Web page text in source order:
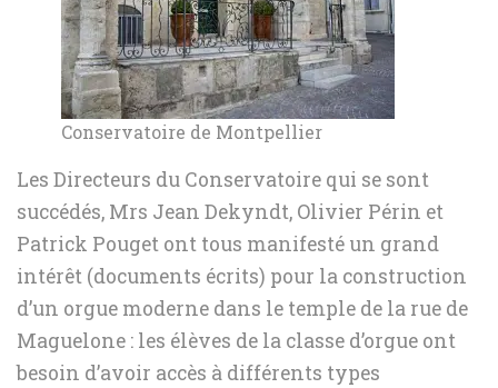
Conservatoire de Montpellier
Les Directeurs du Conservatoire qui se sont
succédés, Mrs Jean Dekyndt, Olivier Périn et
Patrick Pouget ont tous manifesté un grand
intérêt (documents écrits) pour la construction
d’un orgue moderne dans le temple de la rue de
Maguelone : les élèves de la classe d’orgue ont
besoin d’avoir accès à différents types